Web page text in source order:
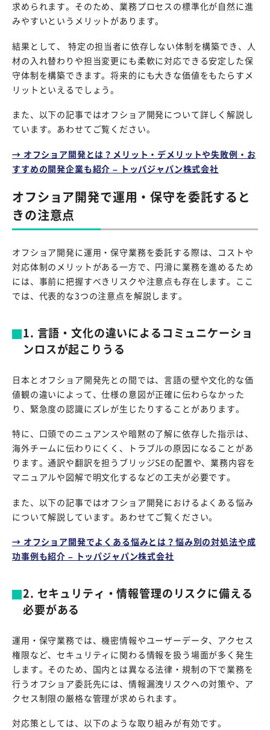
求められます。そのため、業務プロセスの標準化が自然に進
みやすいというメリットがあります。
結果として、 特定の担当者に依存しない体制を構築でき、人
材の入れ替わりや担当変更にも柔軟に対応できる安定した保
守体制を構築できます。将来的にも大きな価値をもたらすメ
リットといえるでしょう。
また、以下の記事ではオフショア開発について詳しく解説し
ています。あわせてご覧ください。
→ オフショア開発とは？メリット・デメリットや失敗例・お
すすめの開発企業も紹介 – トッパジャパン株式会社
オフショア開発で運用・保守を委託すると
きの注意点
オフショア開発に運用・保守業務を委託する際は、コストや
対応体制のメリットがある一方で、円滑に業務を進めるため
には、事前に把握すべきリスクや注意点も存在します。ここ
では、代表的な3つの注意点を解説します。
1. 言語・文化の違いによるコミュニケーショ
ンロスが起こりうる
日本とオフショア開発先との間では、言語の壁や文化的な価
値観の違いによって、仕様の意図が正確に伝わらなかった
り、緊急度の認識にズレが生じたりすることがあります。
特に、口頭でのニュアンスや暗黙の了解に依存した指示は、
海外チームに伝わりにくく、トラブルの原因になることがあ
ります。通訳や翻訳を担うブリッジSEの配置や、業務内容を
マニュアルや図解で明文化するなどの工夫が必要です。
また、以下の記事ではオフショア開発におけるよくある悩み
について解説しています。あわせてご覧ください。
→ オフショア開発でよくある悩みとは？悩み別の対処法や成
功事例も紹介 – トッパジャパン株式会社
2. セキュリティ・情報管理のリスクに備える
必要がある
運用・保守業務では、機密情報やユーザーデータ、アクセス
権限など、セキュリティに関わる情報を扱う場面が多く発生
します。そのため、国内とは異なる法律・規制の下で業務を
行うオフショア委託先には、情報漏洩リスクへの対策や、ア
クセス制限の厳格な管理が求められます。
対応策としては、以下のような取り組みが有効です。